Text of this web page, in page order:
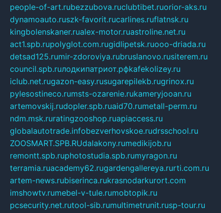
people-of-art.rubezzubova.ruclubtibet.ruorior-aks.ru
dynamoauto.ruszk-favorit.rucarlines.ruflatnsk.ru
kingbolenskaner.rualex-motor.ruastroline.net.ru
act1.spb.rupolyglot.com.rugidlipetsk.ruooo-driada.ru
detsad125.rumir-zdoroviya.rubruslanovo.rusiterem.ru
council.spb.ruлодкипатриот.рфkafekolizey.ru
iclub.net.rugazon-easy.rusugarepilekb.rugrinox.ru
pylesostineco.rumsts-ozarenie.rukameryjooan.ru
artemovskij.rudopler.spb.ruaid70.rumetall-perm.ru
ndm.msk.ruratingzooshop.ruapiaccess.ru
globalautotrade.infobezverhovskoe.rudrsschool.ru
ZOOSMART.SPB.RUdalakony.rumedikijob.ru
remontt.spb.ruphotostudia.spb.rumyragon.ru
terramia.ruacademy62.rugardengallereya.rurti.com.ru
artem-news.rubiserinca.rukrasnodarkurort.com
imshowtv.rumebel-v-tule.rumobtopik.ru
pcsecurity.net.rutool-sib.rumultimetrunit.rusp-tour.ru